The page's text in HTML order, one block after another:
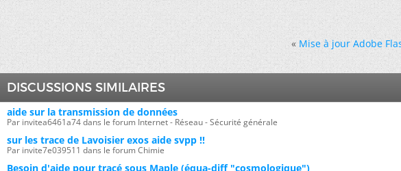
« Mise à jour Adobe
DISCUSSIONS SIMILAIRES
aide sur la transmission de données
Par invitea6461a74 dans le forum Internet - Réseau - Sécurité générale
sur les trace de Lavoisier exos aide svpp !!
Par invite7e039511 dans le forum Chimie
Besoin d'aide pour tracé sous Maple (équa-diff "cosmologique")